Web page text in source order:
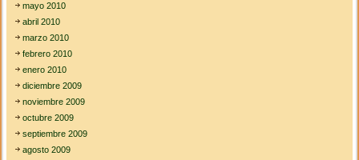
mayo 2010
abril 2010
marzo 2010
febrero 2010
enero 2010
diciembre 2009
noviembre 2009
octubre 2009
septiembre 2009
agosto 2009